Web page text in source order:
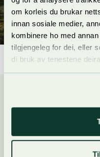
om korleis du brukar
innan sosiale medier,
kombinere ho med
tilgjengeleg for dei, eller
di bruk av tenestene deira.
Utstillar og treng
Kor finn eg oversikt over